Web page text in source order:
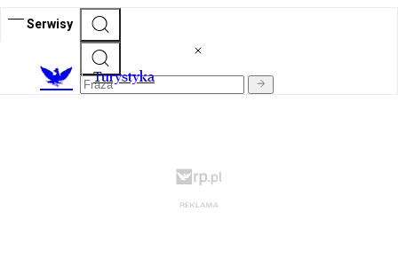
Serwisy
Turystyka